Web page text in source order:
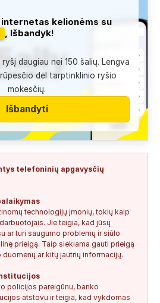
kad apie šį numerį buvo rašoma
konsultavausi ne karta
08-04 2
kažkokia [vardas paslėptas] ir siūlo
dirbtinio...
" Moters neturi?
2026-08-02 0
telefono numeris tiesiog Vilniaus
2026-08-01
internetas kelionėms su
, Išbandyk!
daugiau nei 150 šalių. Lengva
dėl tarptinklinio ryšio
mokesčių.
Išbandyti
telefoninių apgavysčių
technologijų įmonių, tokių kaip
Jie teigia, kad jūsų
ar turi saugumo problemų ir siūlo
prieigą. Taip siekiama gauti prieigą
ar kitų jautrių informacijų.
policijos pareigūnu, banko
atstovu ir teigia, kad vykdomas